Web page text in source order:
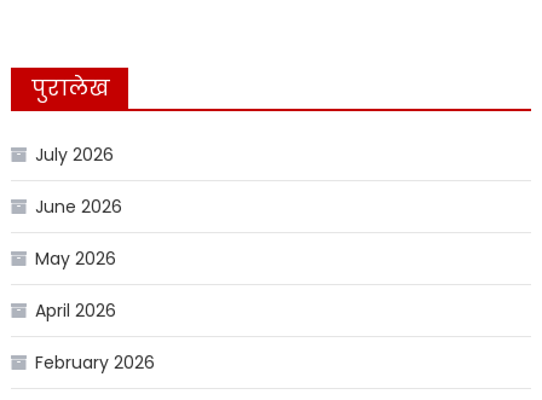
पुरालेख
July 2026
June 2026
May 2026
April 2026
February 2026